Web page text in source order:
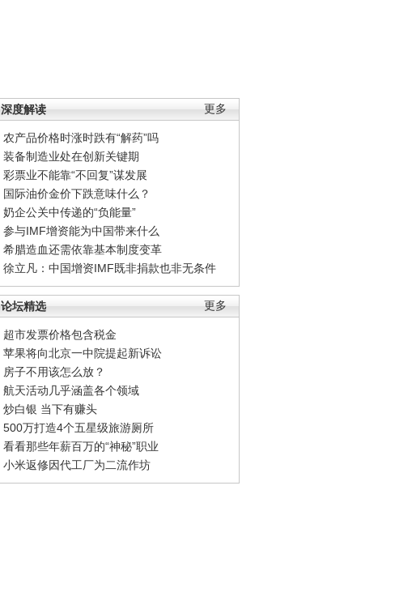
更多
深度解读
农产品价格时涨时跌有“解药”吗
装备制造业处在创新关键期
彩票业不能靠“不回复”谋发展
国际油价金价下跌意味什么？
奶企公关中传递的“负能量”
参与IMF增资能为中国带来什么
希腊造血还需依靠基本制度变革
徐立凡：中国增资IMF既非捐款也非无条件
更多
论坛精选
超市发票价格包含税金
苹果将向北京一中院提起新诉讼
房子不用该怎么放？
航天活动几乎涵盖各个领域
炒白银 当下有赚头
500万打造4个五星级旅游厕所
看看那些年薪百万的“神秘”职业
小米返修因代工厂为二流作坊